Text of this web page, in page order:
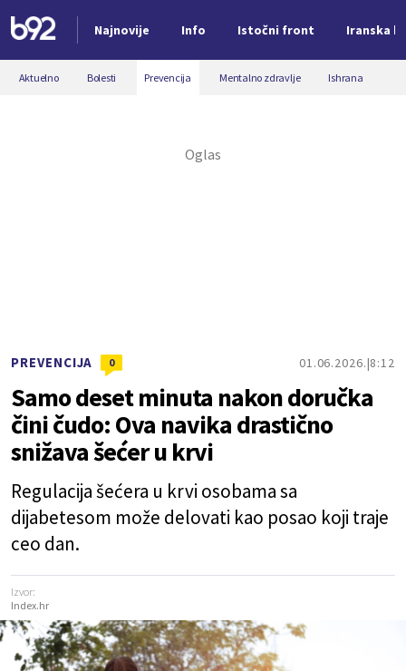
Najnovije Info Istočni front Iranska
Nova vest
Aktuelno Bolesti Prevencija Mentalno zdravlje Ishrana
PREVENCIJA 0 01.06.2026. 8:12
Samo deset minuta nakon doručka
čini čudo: Ova navika drastično
snižava šećer u krvi
Regulacija šećera u krvi osobama sa
dijabetesom može delovati kao posao koji traje
ceo dan.
Izvor:
Index.hr